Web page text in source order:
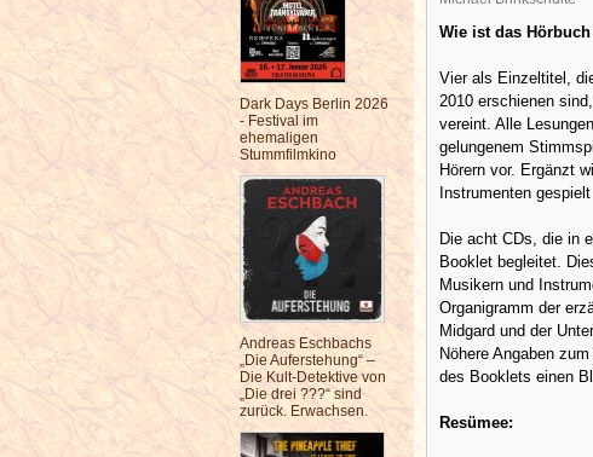
Dark Days Berlin 2026
- Festival im
ehemaligen
Stummfilmkino
Andreas Eschbachs
„Die Auferstehung“ –
Die Kult-Detektive von
„Die drei ???“ sind
zurück. Erwachsen.
Wie ist das
Vier als Einzeltitel,
2010 erschienen
vereint. Alle
gelungenem
Hörern vor. Ergänzt
Instrumenten
Die acht CDs, die in
Booklet begleitet.
Musikern und
Organigramm der
Midgard und der
Nöhere Angaben
des Booklets einen
Resümee: